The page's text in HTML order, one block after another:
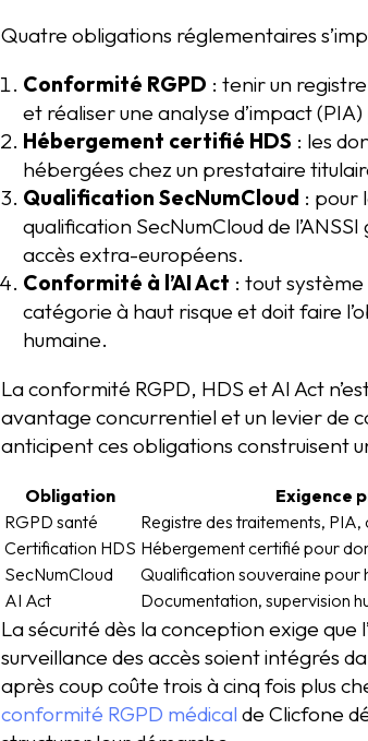
Quatre obligations réglementaires
Conformité RGPD : tenir un
et réaliser une analyse d’impact
Hébergement certifié HDS : les
hébergées chez un prestataire
Qualification SecNumCloud : pour
qualification SecNumCloud de
accès extra-européens.
Conformité à l’AI Act : tout système
catégorie à haut risque et doit faire
humaine.
La conformité RGPD, HDS et AI Act
avantage concurrentiel et un levier de
anticipent ces obligations construisent
Obligation Exigence
RGPD santé
Registre des traitements,
Certification HDS Hébergement certifié pour
SecNumCloud
Qualification souveraine pour
AI Act
Documentation, supervision
La sécurité dès la conception exige
surveillance des accès soient intégrés
après coup coûte trois à cinq fois plus
conformité RGPD médical de Clicfone